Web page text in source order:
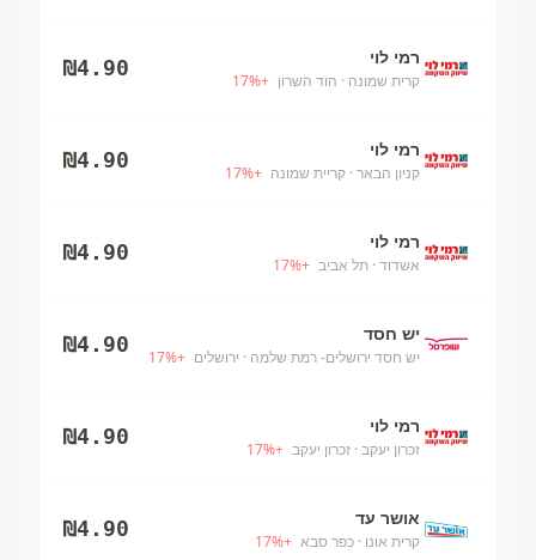
רמי לוי
קרית שמונה · הוד השרון +
17%
₪4.90
רמי לוי
קניון הבאר · קריית שמונה +
17%
₪4.90
רמי לוי
אשדוד · תל אביב +
17%
₪4.90
יש חסד
יש חסד ירושלים- רמת שלמה · ירושלים +
17%
₪4.90
רמי לוי
זכרון יעקב · זכרון יעקב +
17%
₪4.90
אושר עד
קרית אונו · כפר סבא +
17%
₪4.90